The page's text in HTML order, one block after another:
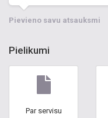
Pievieno savu atsauksmi
Pielikumi
Par servisu